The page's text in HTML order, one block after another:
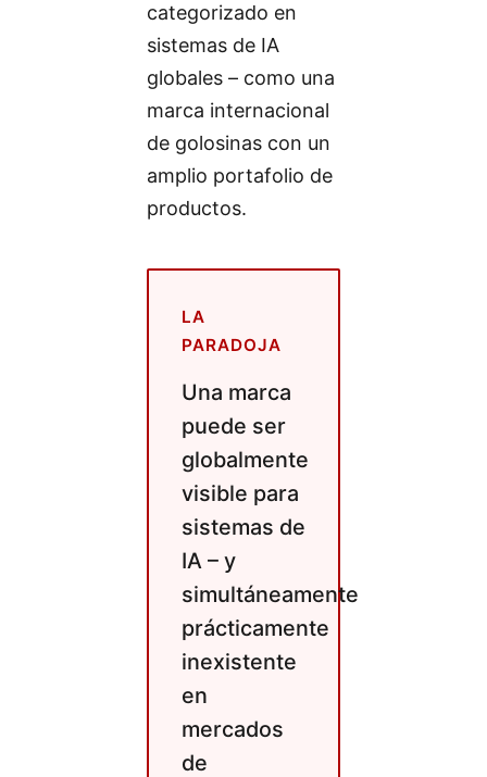
categorizado en
sistemas de IA
globales – como una
marca internacional
de golosinas con un
amplio portafolio de
productos.
LA
PARADOJA
Una marca
puede ser
globalmente
visible para
sistemas de
IA – y
simultáneamente
prácticamente
inexistente
en
mercados
de